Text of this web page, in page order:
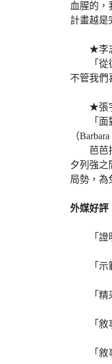
血腥的，
計畫越是
★李志
「從德
不管我們
★張宇
「面對
（
芭芭拉
夕列強之
局勢，為
外媒好評
「證明
「示範
「精采
「敘事
「敘事